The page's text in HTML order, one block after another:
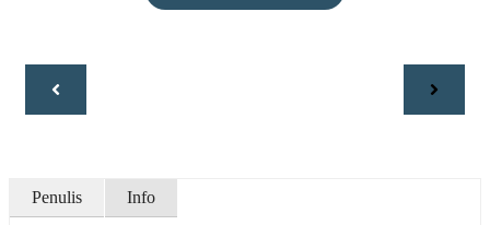
Penulis Info